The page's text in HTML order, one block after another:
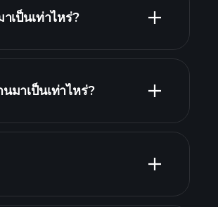
เป็นเท่าไหร่?
มาเป็นเท่าไหร่?